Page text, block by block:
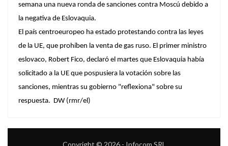
semana una nueva ronda de sanciones contra Moscú debido a
la negativa de Eslovaquia.
El país centroeuropeo ha estado protestando contra las leyes
de la UE, que prohíben la venta de gas ruso. El primer ministro
eslovaco, Robert Fico, declaró el martes que Eslovaquia había
solicitado a la UE que pospusiera la votación sobre las
sanciones, mientras su gobierno "reflexiona" sobre su
respuesta. DW (rmr/el)